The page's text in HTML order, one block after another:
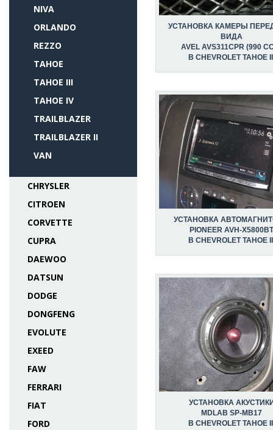
NIVA
ORLANDO
REZZO
TAHOE
TAHOE III
TAHOE IV
TRAILBLAZER
TRAILBLAZER II
VAN
CHRYSLER
CITROEN
CORVETTE
CUPRA
DAEWOO
DATSUN
DODGE
DONGFENG
EVOLUTE
EXEED
FAW
FERRARI
FIAT
FORD
УСТАНОВКА КАМЕРЫ
ВИДА
AVEL AVS311CPR (990
В CHEVROLET TAHOE
УСТАНОВКА
PIONEER AVH-X5800BT
В CHEVROLET TAHOE
УСТАНОВКА
MDLAB SP-MB17
В CHEVROLET TAHOE